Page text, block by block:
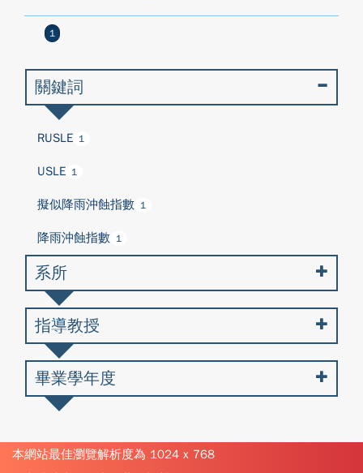
1
關鍵詞
RUSLE 1
USLE 1
擬似降雨沖蝕指數 1
降雨沖蝕指數 1
系所
指導教授
畢業學年度
本網站最佳瀏覽解析度為 1024 x 768